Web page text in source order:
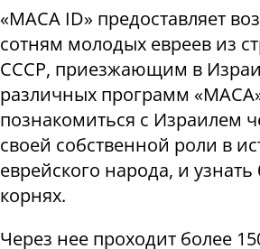
«МАСА ID» предоставляет
сотням молодых евреев из
СССР, приезжающим в
различных программ
познакомиться с Израилем
своей собственной роли в
еврейского народа, и
корнях.
Через нее проходит более